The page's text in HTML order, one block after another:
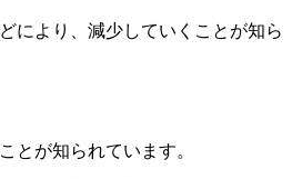
により、減少していくことが知ら
とが知られています。